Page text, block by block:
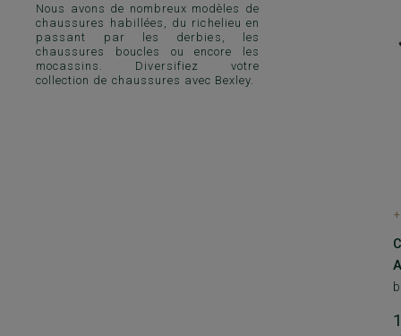
Nous avons de nombreux modèles de
chaussures habillées, du richelieu en
passant par
les derbies , les
chaussures boucles
ou encore
les
mocassins . Diversifiez votre
collection de chaussures avec Bexley.